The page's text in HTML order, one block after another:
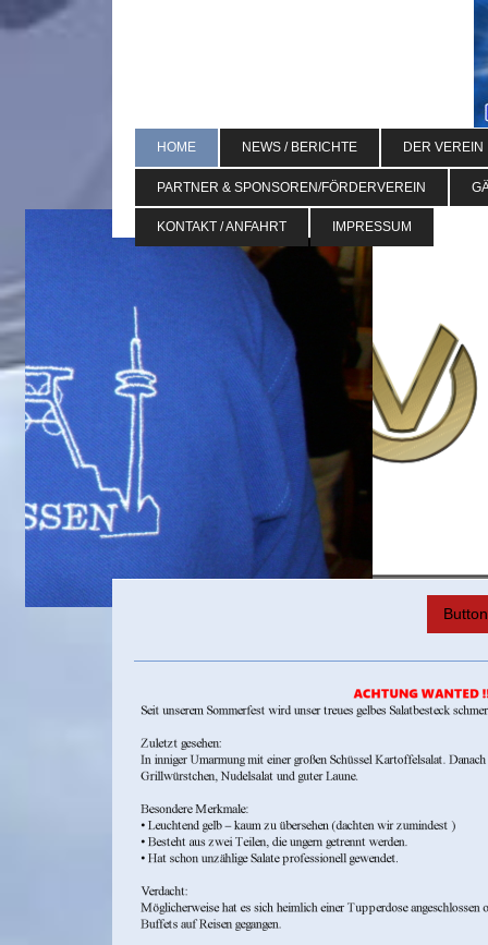
HOME NEWS / BERICHTE DER VEREIN
PARTNER & SPONSOREN/FÖRDERVEREIN
KONTAKT / ANFAHRT IMPRESSUM